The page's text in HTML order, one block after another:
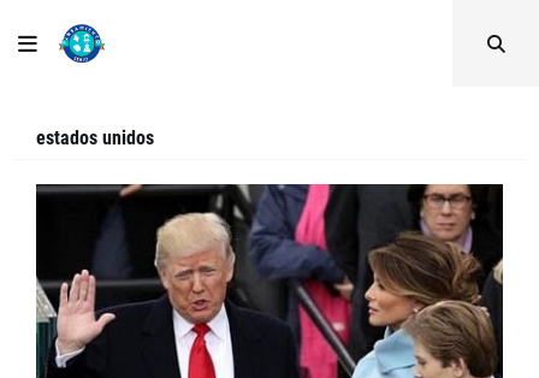
estados unidos